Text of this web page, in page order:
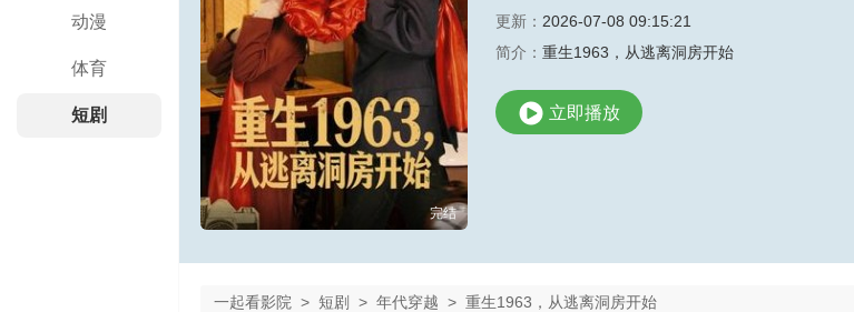
动漫
体育
短剧
完结
更新： 2026-07-08 09:15:21
简介： 重生1963，从逃离洞房开始
立即播放
一起看影院 > 短剧 > 年代穿越 > 重生1963，从逃离洞房开始